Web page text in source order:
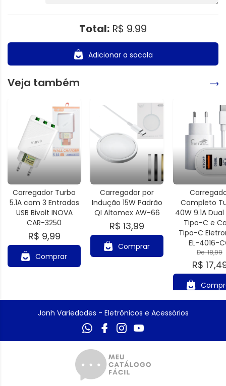
Total: R$ 9.99
Adicionar a sacola
Veja também
Carregador Turbo
5.1A com 3 Entradas
USB Bivolt INOVA
CAR-3250
R$ 9,99
Comprar
Carregador por
Indução 15W Padrão
QI Altomex AW-66
R$ 13,99
Comprar
Completo
40W 9.1A Dual
Tipo-C e
Tipo-C
EL-4016-
De: 18,99
R$
Jonh Variedades - Eletrônicos e Acessórios